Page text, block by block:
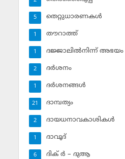
തെറ്റുധാരണകള്‍
5
തൗറാത്ത്
1
ദജ്ജാലില്‍നിന്ന് അഭയം
1
ദര്‍ശനം
2
ദര്‍ശനങ്ങള്‍
1
ദാമ്പത്യം
21
ദായധനാവകാശികള്‍
2
ദാവൂദ്‌
1
ദിക് ര്‍ – ദുആ
6